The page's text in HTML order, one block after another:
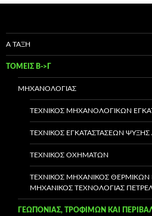
Α ΤΑΞΗ
ΤΟΜΕΙΣ Β->Γ
ΜΗΧΑΝΟΛΟΓΙΑΣ
ΤΕΧΝΙΚΌΣ ΜΗΧΑΝΟΛΟΓΙΚΏΝ
ΤΕΧΝΙΚΌΣ ΕΓΚΑΤΑΣΤΆΣΕΩΝ ΨΎΞΗΣ
ΤΕΧΝΙΚΌΣ ΟΧΗΜΆΤΩΝ
ΤΕΧΝΙΚΌΣ ΜΗΧΑΝΙΚΌΣ ΘΕΡΜΙΚΏΝ
ΜΗΧΑΝΙΚΌΣ ΤΕΧΝΟΛΟΓΊΑΣ
ΓΕΩΠΟΝΙΑΣ, ΤΡΟΦΙΜΩΝ ΚΑΙ